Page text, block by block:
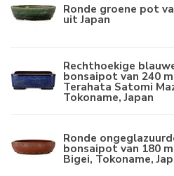
Ronde groene pot
uit Japan
Rechthoekige
bonsaipot van 240
Terahata Satomi
Tokoname, Japan
Ronde
bonsaipot van 180
Bigei, Tokoname,